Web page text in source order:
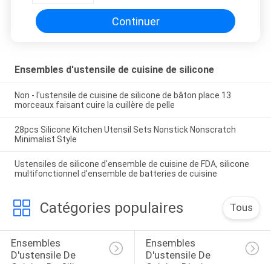
Continuer
Ensembles d'ustensile de cuisine de silicone
Non - l'ustensile de cuisine de silicone de bâton place 13
morceaux faisant cuire la cuillère de pelle
28pcs Silicone Kitchen Utensil Sets Nonstick Nonscratch
Minimalist Style
Ustensiles de silicone d'ensemble de cuisine de FDA, silicone
multifonctionnel d'ensemble de batteries de cuisine
Catégories populaires Tous
Ensembles
D'ustensile De
Ensembles
D'ustensile De